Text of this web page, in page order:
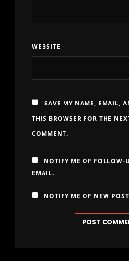
WEBSITE
SAVE MY NAME, EMAIL,
THIS BROWSER FOR THE
COMMENT.
NOTIFY ME OF FOLLOW-
EMAIL.
NOTIFY ME OF NEW